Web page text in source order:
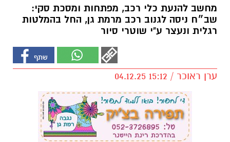
מחשב להנעת כלי רכב, מפתחות ומסכת סקי:
שב״ח ניסה לגנוב רכב מרמת גן, החל בהמלטות
רגלית ונעצר ע"י שוטרי סיור
ערן ראוכר / 15:12 04.12.25